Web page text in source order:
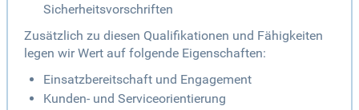
Sicherheitsvorschriften
Zusätzlich zu diesen Qualifikationen und Fähigkeiten
legen wir Wert auf folgende Eigenschaften:
Einsatzbereitschaft und Engagement
Kunden- und Serviceorientierung